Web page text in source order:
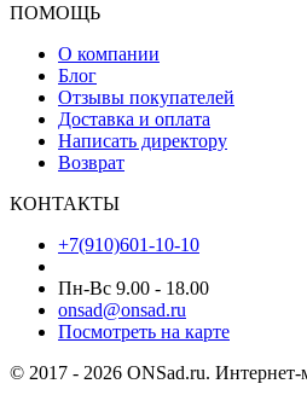
ПОМОЩЬ
О компании
Блог
Отзывы покупателей
Доставка и оплата
Написать директору
Возврат
КОНТАКТЫ
+7(910)601-10-10
Пн-Вс 9.00 - 18.00
onsad@onsad.ru
Посмотреть на карте
© 2017 - 2026 ONSad.ru. Интернет-